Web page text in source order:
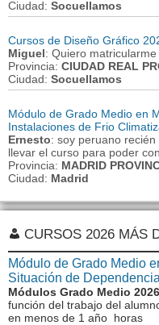
Ciudad: Socuellamos
Cursos de Diseño Gráfico
Miguel: Quiero matricularme
Provincia: CIUDAD REAL
Ciudad: Socuellamos
Módulo de Grado Medio en
Instalaciones de Frio
Ernesto: soy peruano
llevar el curso para poder
Provincia: MADRID
Ciudad: Madrid
CURSOS 2026 MÁS
Módulo de Grado Medio
Situación de
Módulos Grado Medio 2026
función del trabajo del
en menos de 1 año horas